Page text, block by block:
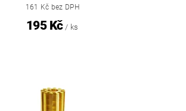
161 Kč bez DPH
195 Kč / ks